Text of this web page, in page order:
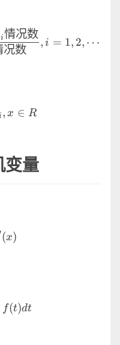
况数
i情况数
, i = 1, 2, ⋯
\lt
, x ∈ R
变量
(x)
f(t)dt